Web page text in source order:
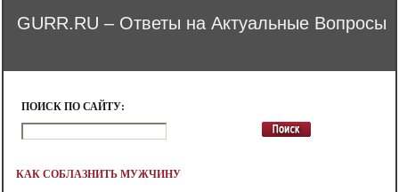
GURR.RU – Ответы на Актуальные Вопросы
ПОИСК ПО САЙТУ:
КАК СОБЛАЗНИТЬ МУЖЧИНУ